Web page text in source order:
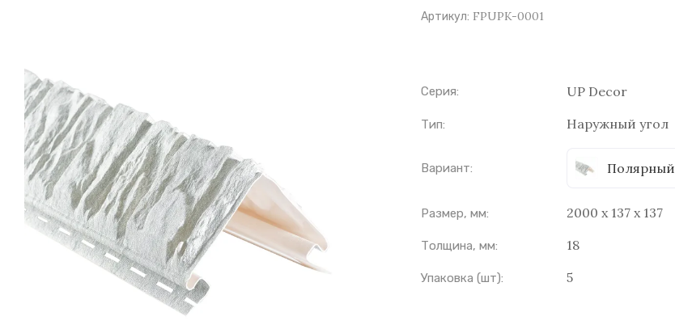
Артикул: FPUPK-0001
Серия: UP Decor
Тип: Наружный угол
Вариант: Полярный
Размер, мм: 2000 х 137 х 137
Толщина, мм: 18
Упаковка (шт): 5